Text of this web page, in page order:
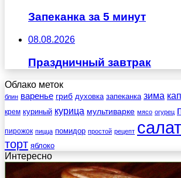
Запеканка за 5 минут
08.08.2026
Праздничный завтрак
Облако меток
блин варенье гриб духовка запеканка зима
крем куриный курица мультиварке мясо огурец
пирожок пицца помидор простой рецепт салат
торт яблоко
Интересно